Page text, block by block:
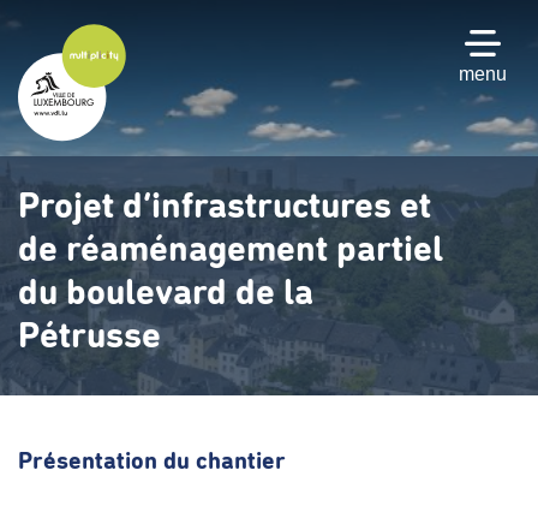
contenu
principal
menu
Projet d’infrastructures et
de réaménagement partiel
du boulevard de la
Pétrusse
Présentation du chantier